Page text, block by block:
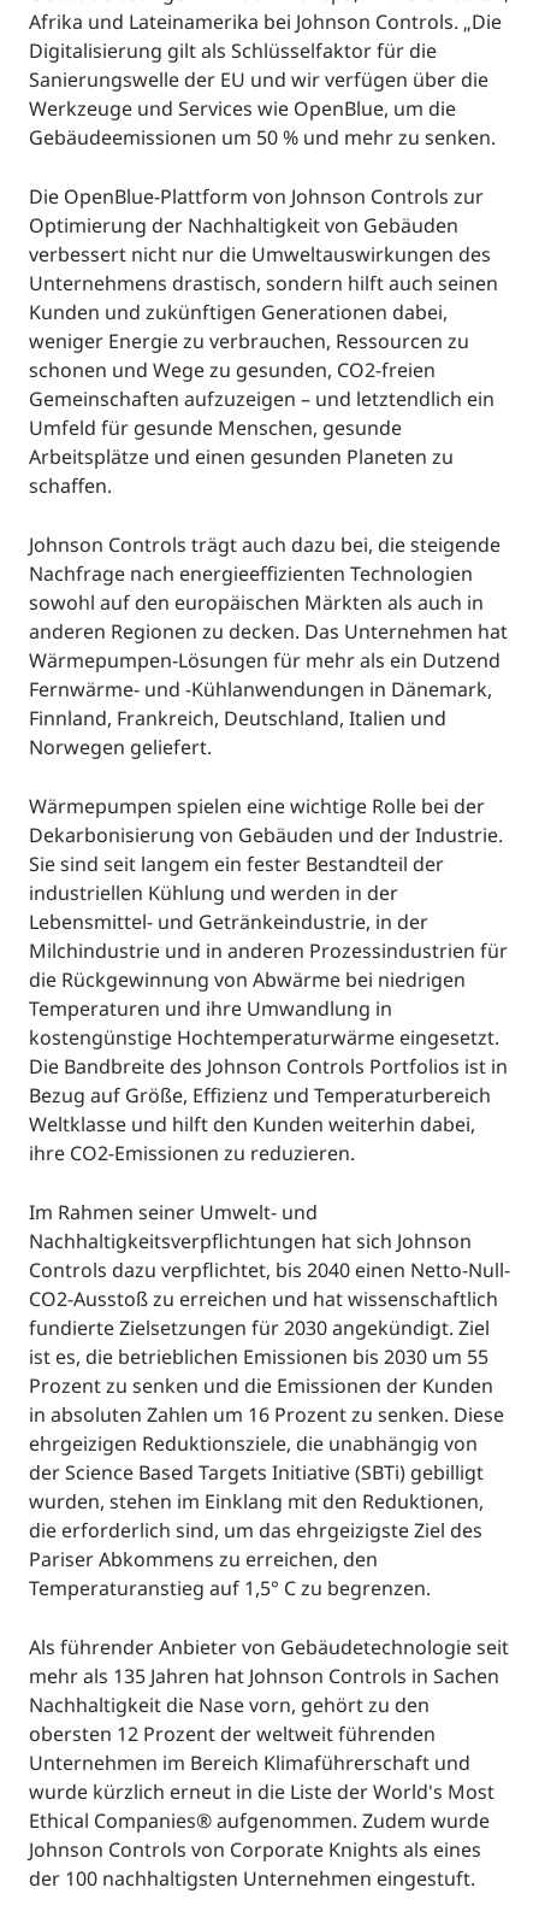
Afrika und Lateinamerika bei Johnson Controls. „Die
Digitalisierung gilt als Schlüsselfaktor für die
Sanierungswelle der EU und wir verfügen über die
Werkzeuge und Services wie OpenBlue, um die
Gebäudeemissionen um 50 % und mehr zu senken.
Die OpenBlue-Plattform von Johnson Controls zur
Optimierung der Nachhaltigkeit von Gebäuden
verbessert nicht nur die Umweltauswirkungen des
Unternehmens drastisch, sondern hilft auch seinen
Kunden und zukünftigen Generationen dabei,
weniger Energie zu verbrauchen, Ressourcen zu
schonen und Wege zu gesunden, CO2-freien
Gemeinschaften aufzuzeigen – und letztendlich ein
Umfeld für gesunde Menschen, gesunde
Arbeitsplätze und einen gesunden Planeten zu
schaffen.
Johnson Controls trägt auch dazu bei, die steigende
Nachfrage nach energieeffizienten Technologien
sowohl auf den europäischen Märkten als auch in
anderen Regionen zu decken. Das Unternehmen hat
Wärmepumpen-Lösungen für mehr als ein Dutzend
Fernwärme- und -Kühlanwendungen in Dänemark,
Finnland, Frankreich, Deutschland, Italien und
Norwegen geliefert.
Wärmepumpen spielen eine wichtige Rolle bei der
Dekarbonisierung von Gebäuden und der Industrie.
Sie sind seit langem ein fester Bestandteil der
industriellen Kühlung und werden in der
Lebensmittel- und Getränkeindustrie, in der
Milchindustrie und in anderen Prozessindustrien für
die Rückgewinnung von Abwärme bei niedrigen
Temperaturen und ihre Umwandlung in
kostengünstige Hochtemperaturwärme eingesetzt.
Die Bandbreite des Johnson Controls Portfolios ist in
Bezug auf Größe, Effizienz und Temperaturbereich
Weltklasse und hilft den Kunden weiterhin dabei,
ihre CO2-Emissionen zu reduzieren.
Im Rahmen seiner Umwelt- und
Nachhaltigkeitsverpflichtungen hat sich Johnson
Controls dazu verpflichtet, bis 2040 einen Netto-Null-
CO2-Ausstoß zu erreichen und hat wissenschaftlich
fundierte Zielsetzungen für 2030 angekündigt. Ziel
ist es, die betrieblichen Emissionen bis 2030 um 55
Prozent zu senken und die Emissionen der Kunden
in absoluten Zahlen um 16 Prozent zu senken. Diese
ehrgeizigen Reduktionsziele, die unabhängig von
der Science Based Targets Initiative (SBTi) gebilligt
wurden, stehen im Einklang mit den Reduktionen,
die erforderlich sind, um das ehrgeizigste Ziel des
Pariser Abkommens zu erreichen, den
Temperaturanstieg auf 1,5° C zu begrenzen.
Als führender Anbieter von Gebäudetechnologie seit
mehr als 135 Jahren hat Johnson Controls in Sachen
Nachhaltigkeit die Nase vorn, gehört zu den
obersten 12 Prozent der weltweit führenden
Unternehmen im Bereich Klimaführerschaft und
wurde kürzlich erneut in die Liste der World's Most
Ethical Companies® aufgenommen. Zudem wurde
Johnson Controls von Corporate Knights als eines
der 100 nachhaltigsten Unternehmen eingestuft.